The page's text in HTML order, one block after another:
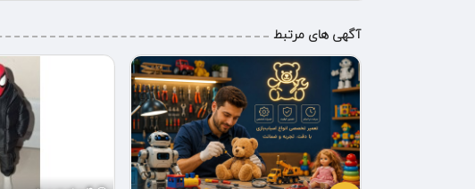
آگهی های مرتبط